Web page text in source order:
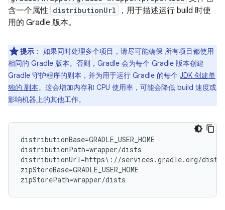
含一个属性 distributionUrl
，用于描述运行 build 时使
用的 Gradle 版本。
提示 ： 如果同时处理多个项目，请尽可能确保 所有项目都使用
相同的 Gradle 版本。否则，Gradle 会为每个 Gradle 版本创建
Gradle 守护程序的副本，并为用于运行 Gradle 的每个 JDK 创建单
独的 副本。这会增加内存和 CPU 使用率，可能会降低 build 速度或
影响机器上的其他工作。
distributionBase=GRADLE_USER_HOME
distributionPath=wrapper/dists
distributionUrl=https\://services.gradle.org/
zipStoreBase=GRADLE_USER_HOME